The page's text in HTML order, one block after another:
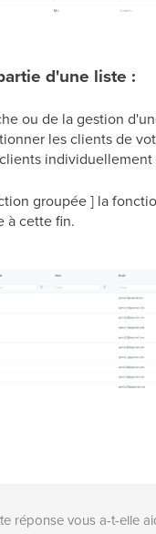
d'une liste :
ou de la gestion
les clients de
individuellement
groupée ] la
à cette fin.
réponse vous a-t-elle